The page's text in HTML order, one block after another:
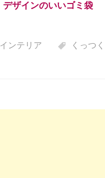
デザインのいいゴミ袋
インテリア くっつく